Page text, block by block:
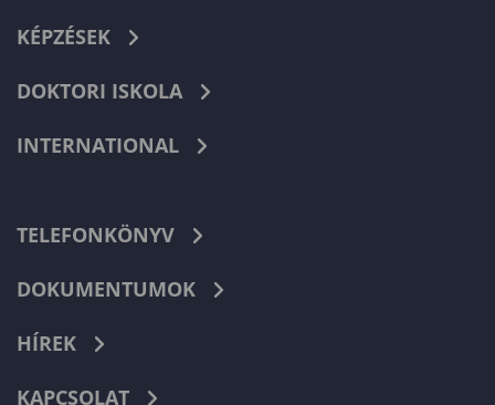
KÉPZÉSEK
DOKTORI ISKOLA
INTERNATIONAL
TELEFONKÖNYV
DOKUMENTUMOK
HÍREK
KAPCSOLAT